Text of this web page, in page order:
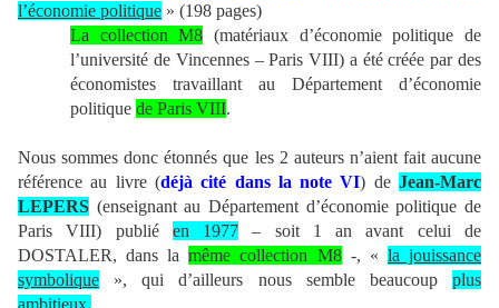
l’économie politique » (198 pages)
La collection M8 (matériaux d’économie politique de
l’université de Vincennes – Paris VIII) a été créée par des
économistes travaillant au Département d’économie
politiquede Paris VIII.
Nous sommes donc étonnés que les 2 auteurs n’aient fait aucune
référence au livre (déjà cité dans la note VI) deJean-Marc
LEPERS (enseignant au Département d’économie politique de
Paris VIII) publié en 1977 – soit 1 an avant celui de
DOSTALER, dans lamême collection M8-, « la jouissance
symbolique », qui d’ailleurs nous semble beaucoup plus
ambitieux.